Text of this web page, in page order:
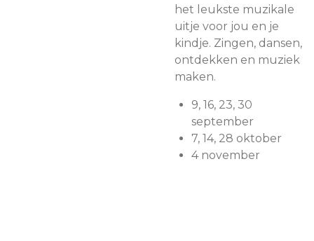
het leukste muzikale
uitje voor jou en je
kindje. Zingen, dansen,
ontdekken en muziek
maken.
9, 16, 23, 30
september
7, 14, 28 oktober
4 november